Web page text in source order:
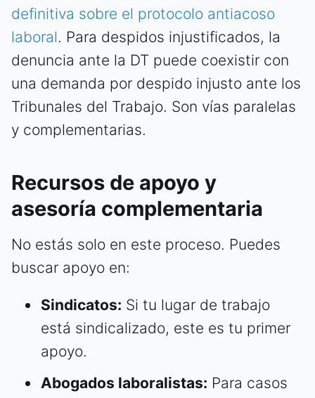
definitiva sobre el protocolo antiacoso
laboral. Para despidos injustificados, la
denuncia ante la DT puede coexistir con
una demanda por despido injusto ante los
Tribunales del Trabajo. Son vías paralelas
y complementarias.
Recursos de apoyo y
asesoría complementaria
No estás solo en este proceso. Puedes
buscar apoyo en:
Sindicatos: Si tu lugar de trabajo
está sindicalizado, este es tu primer
apoyo.
Abogados laboralistas: Para casos